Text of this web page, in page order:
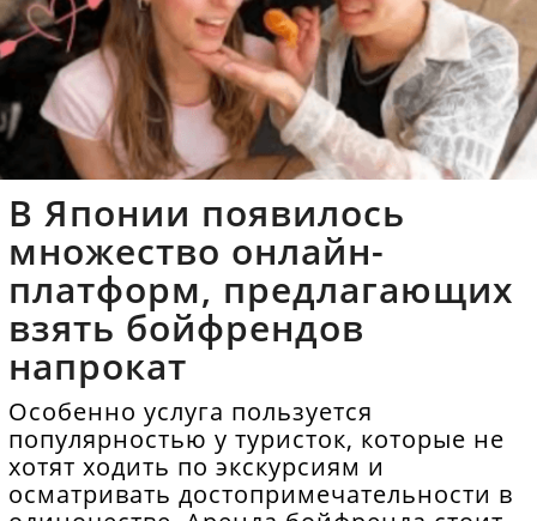
В Японии появилось
множество онлайн-
платформ, предлагающих
взять бойфрендов
напрокат
Особенно услуга пользуется
популярностью у туристок, которые не
хотят ходить по экскурсиям и
осматривать достопримечательности в